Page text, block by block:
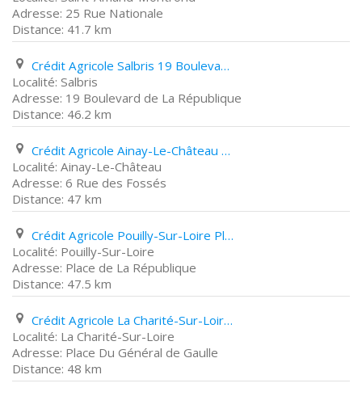
25 Rue Nationale
41.7 km
Crédit Agricole Salbris 19 Boulevard de La République
Salbris
19 Boulevard de La République
46.2 km
Crédit Agricole Ainay-Le-Château 6 Rue des Fossés
Ainay-Le-Château
6 Rue des Fossés
47 km
Crédit Agricole Pouilly-Sur-Loire Place de La République
Pouilly-Sur-Loire
Place de La République
47.5 km
Crédit Agricole La Charité-Sur-Loire Place Du Général de Gaulle
La Charité-Sur-Loire
Place Du Général de Gaulle
48 km